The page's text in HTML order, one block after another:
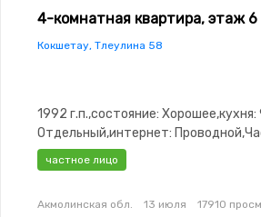
4-комнатная квартира, этаж 6
Кокшетау, Тлеулина 58
1992 г.п.,состояние:
Отдельный,интернет:
окна,Неугловая,Комнаты
частное лицо
Акмолинская обл. 13 июля 17910